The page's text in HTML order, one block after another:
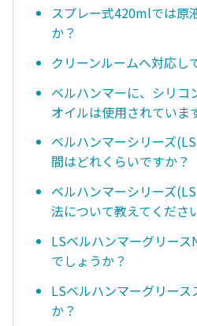
スプレー式420mlでは原
か？
クリーンルームへ対応し
ベルハンマーに、シリコ
オイルは使用されていま
ベルハンマーシリーズ
間はどれくらいですか？
ベルハンマーシリーズ
法について教えてくださ
LSベルハンマーグリー
でしょうか？
LSベルハンマーグリー
か？